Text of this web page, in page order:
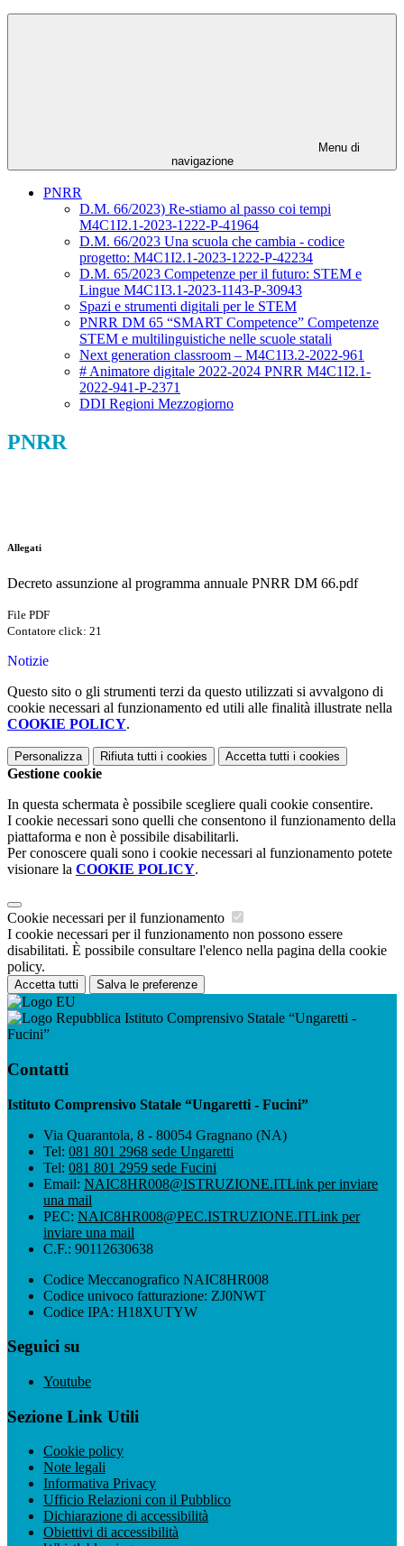
Menu di
navigazione
PNRR
D.M. 66/2023) Re-stiamo al passo coi tempi
M4C1I2.1-2023-1222-P-41964
D.M. 66/2023 Una scuola che cambia - codice
progetto: M4C1I2.1-2023-1222-P-42234
D.M. 65/2023 Competenze per il futuro: STEM e
Lingue M4C1I3.1-2023-1143-P-30943
Spazi e strumenti digitali per le STEM
PNRR DM 65 “SMART Competence” Competenze
STEM e multilinguistiche nelle scuole statali
Next generation classroom – M4C1I3.2-2022-961
# Animatore digitale 2022-2024 PNRR M4C1I2.1-
2022-941-P-2371
DDI Regioni Mezzogiorno
PNRR
Allegati
Decreto assunzione al programma annuale PNRR DM 66.pdf
File PDF
Contatore click: 21
Notizie
Questo sito o gli strumenti terzi da questo utilizzati si avvalgono di
cookie necessari al funzionamento ed utili alle finalità illustrate nella
COOKIE POLICY.
Personalizza Rifiuta tutti i cookies Accetta tutti i cookies
Gestione cookie
In questa schermata è possibile scegliere quali cookie consentire.
I cookie necessari sono quelli che consentono il funzionamento della
piattaforma e non è possibile disabilitarli.
Per conoscere quali sono i cookie necessari al funzionamento potete
visionare la COOKIE POLICY.
Cookie necessari per il funzionamento
I cookie necessari per il funzionamento non possono essere
disabilitati. È possibile consultare l'elenco nella pagina della cookie
policy.
Accetta tutti Salva le preferenze
Istituto Comprensivo Statale “Ungaretti -
Fucini”
Contatti
Istituto Comprensivo Statale “Ungaretti - Fucini”
Via Quarantola, 8 - 80054 Gragnano (NA)
Tel: 081 801 2968 sede Ungaretti
Tel: 081 801 2959 sede Fucini
Email: NAIC8HR008@ISTRUZIONE.ITLink per inviare
una mail
PEC: NAIC8HR008@PEC.ISTRUZIONE.ITLink per
inviare una mail
C.F.: 90112630638
Codice Meccanografico NAIC8HR008
Codice univoco fatturazione: ZJ0NWT
Codice IPA: H18XUTYW
Seguici su
Youtube
Sezione Link Utili
Cookie policy
Note legali
Informativa Privacy
Ufficio Relazioni con il Pubblico
Dichiarazione di accessibilità
Obiettivi di accessibilità